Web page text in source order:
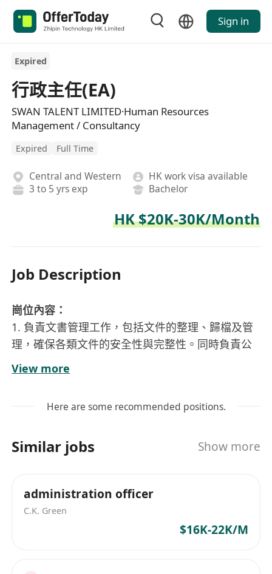
Sign in
Expired
行政主任(EA)
SWAN TALENT LIMITED·Human Resources
Management / Consultancy
Expired Full Time
Central and Western
HK work visa available
3 to 5 yrs exp
Bachelor
HK $20K-30K/Month
Job Description
崗位內容：
1. 負責文書管理工作，包括文件的整理、歸檔及管
理，確保各類文件的安全性與完整性。同時負責公
司印章的保管與使用審批，嚴格遵守相關規章制
度。
形象，並提供高質量的後勤服務支持，保障公司運
3. 協助進行內部與外部宣傳活動，參與策劃及執
確保各項活動高效有序地進行。
5. 管理辦公用品的採購、領用及發放流程，合理控
制成本，保證辦公資源的有效利用。
View more
Here are some recommended positions.
Similar jobs Show more
administration officer
C.K. Green
$16K-22K/M